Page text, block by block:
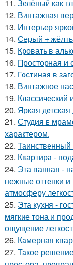
11. Зелёный как
12. Винтажная
13. Интерьер
14. Серый +
15. Кровать в
16. Просторная и
17. Гостиная в
18. Винтажное
19. Классический
20. Яркая детская
21. Студия в
характером.
22.
23. Квартира -
24. Эта ванная -
нежные оттенки
атмосферу
25. Эта кухня -
мягкие тона и
ощущение
26. Камерная
27. Такое